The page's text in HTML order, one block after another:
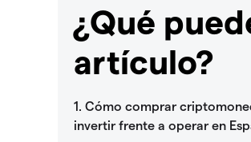
¿Qué
artículo?